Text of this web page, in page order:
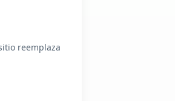
reemplaza